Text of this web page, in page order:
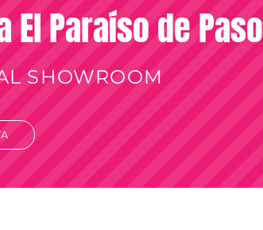
Paraíso de Paso
SHOWROOM